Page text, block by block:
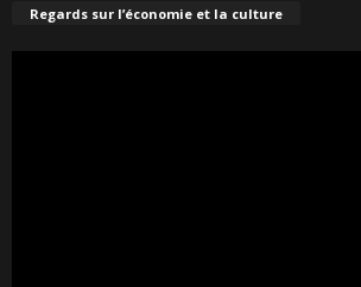
Regards sur l’économie et la culture